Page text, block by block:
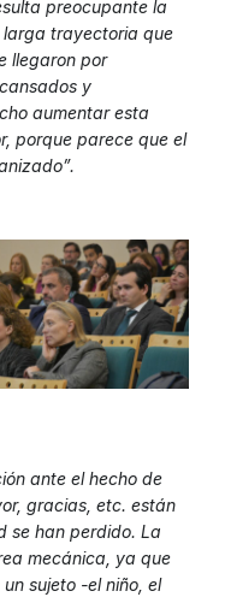
preocupante la
trayectoria que
llegaron por
y
aumentar esta
porque parece que el
ante el hecho de
gracias, etc. están
se han perdido. La
mecánica, ya que
sujeto -el niño, el